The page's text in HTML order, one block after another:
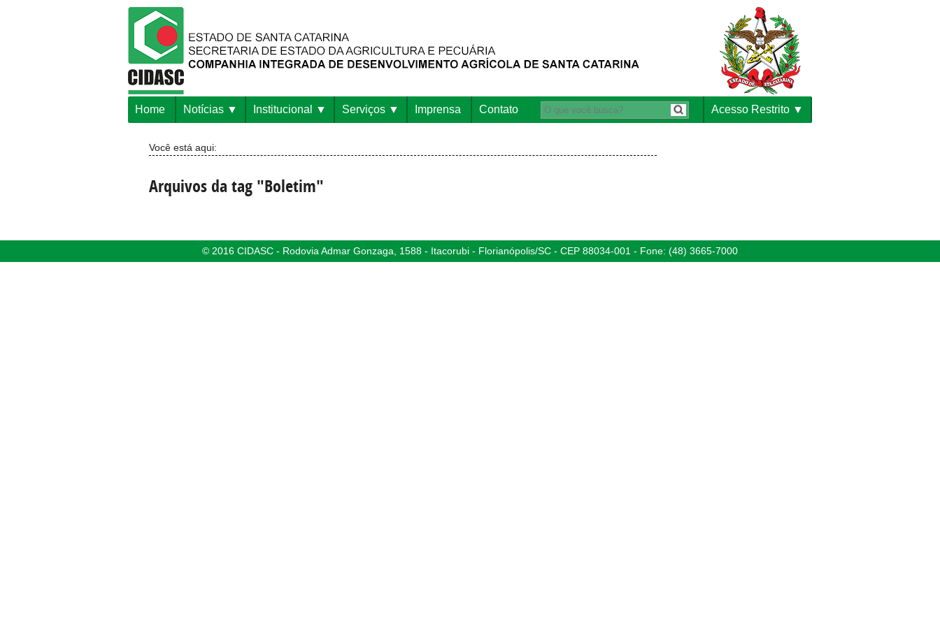
Home Notícias Institucional Serviços Imprensa Contato Acesso Restrito
Você está aqui:
Arquivos da tag "Boletim"
© 2016 CIDASC - Rodovia Admar Gonzaga, 1588 - Itacorubi - Florianópolis/SC - CEP 88034-001 - Fone: (48) 3665-7000